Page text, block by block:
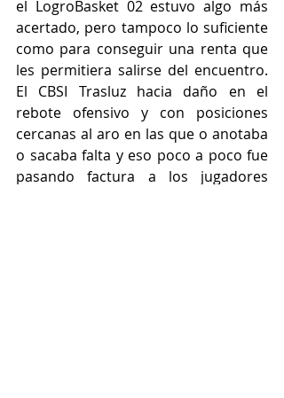
el LogroBasket 02 estuvo algo más
acertado, pero tampoco lo suficiente
como para conseguir una renta que
les permitiera salirse del encuentro.
El CBSI Trasluz hacia daño en el
rebote ofensivo y con posiciones
cercanas al aro en las que o anotaba
o sacaba falta y eso poco a poco fue
pasando factura a los jugadores